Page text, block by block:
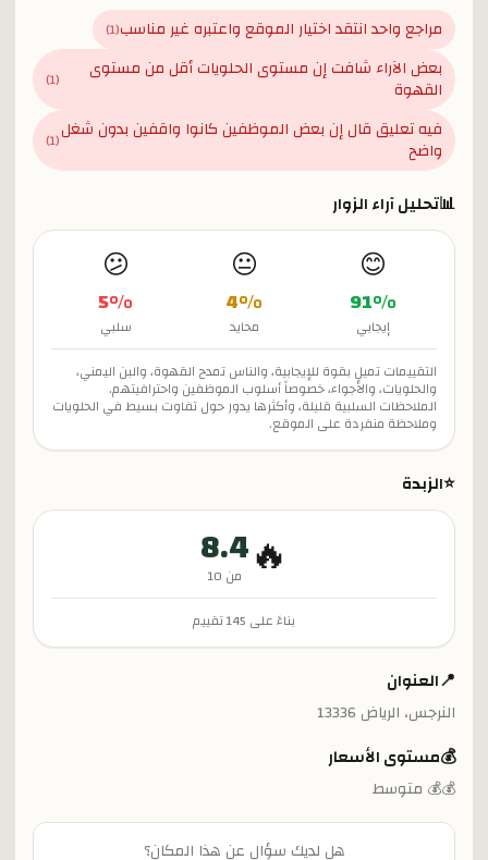
مراجع واحد انتقد اختيار الموقع واعتبره غير مناسب(
1
)
بعض الآراء شافت إن مستوى الحلويات أقل من مستوى
القهوة (
1
)
فيه تعليق قال إن بعض الموظفين كانوا واقفين بدون شغل
واضح (
1
)
📊تحليل آراء الزوار
😊
91%
إيجابي
😐
4%
محايد
😕
5%
سلبي
التقييمات تميل بقوة للإيجابية، والناس تمدح القهوة، والبن اليمني،
والحلويات، والأجواء، خصوصاً أسلوب الموظفين واحترافيتهم.
الملاحظات السلبية قليلة، وأكثرها يدور حول تفاوت بسيط في الحلويات
وملاحظة منفردة على الموقع.
⭐الزبدة
🔥
8.4
من 10
بناءً على 145تقييم
📍العنوان
النرجس، الرياض 13336
💰مستوى الأسعار
💰💰 متوسط
هل لديك سؤال عن هذا المكان؟